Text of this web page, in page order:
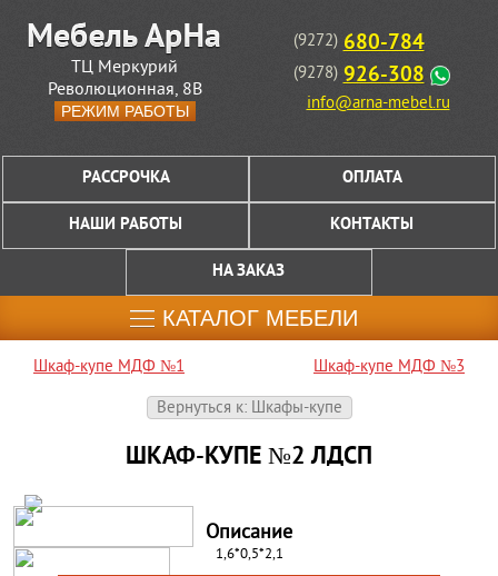
ТЦ Меркурий
Революционная, 8В
РЕЖИМ РАБОТЫ
(9272) 680-784
(9278) 926-308
info@arna-mebel.ru
РАССРОЧКА ОПЛАТА
НАШИ РАБОТЫ КОНТАКТЫ
НА ЗАКАЗ
КАТАЛОГ МЕБЕЛИ
Шкаф-купе МДФ №1
Шкаф-купе МДФ №3
Вернуться к: Шкафы-купе
ШКАФ-КУПЕ №2 ЛДСП
Описание
1,6*0,5*2,1